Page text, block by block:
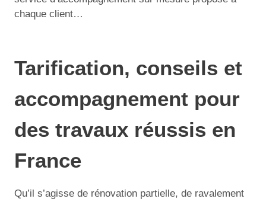
chaque client…
Tarification, conseils et
accompagnement pour
des travaux réussis en
France
Qu’il s’agisse de rénovation partielle, de ravalement